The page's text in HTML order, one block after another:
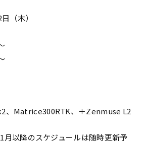
（木）
、Matrice300RTK、＋Zenmuse L2
以降のスケジュールは随時更新予